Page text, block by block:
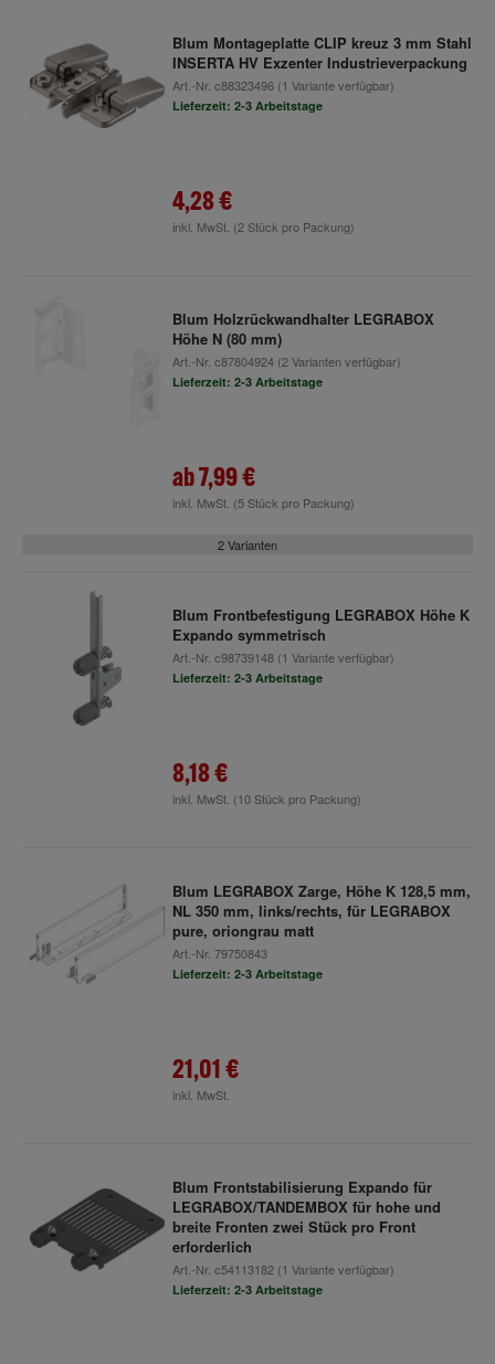
Blum Montageplatte CLIP kreuz 3 mm Stahl
INSERTA HV Exzenter Industrieverpackung
Art.-Nr. c88323496(1 Variante verfügbar)
Lieferzeit: 2-3 Arbeitstage
4,28 €
inkl. MwSt. (2 Stück pro Packung)
Blum Holzrückwandhalter LEGRABOX
Höhe N (80 mm)
Art.-Nr. c87804924(2 Varianten verfügbar)
Lieferzeit: 2-3 Arbeitstage
ab7,99 €
inkl. MwSt. (5 Stück pro Packung)
2 Varianten
Blum Frontbefestigung LEGRABOX Höhe K
Expando symmetrisch
Art.-Nr. c98739148(1 Variante verfügbar)
Lieferzeit: 2-3 Arbeitstage
8,18 €
inkl. MwSt. (10 Stück pro Packung)
Blum LEGRABOX Zarge, Höhe K 128,5 mm,
NL 350 mm, links/rechts, für LEGRABOX
pure, oriongrau matt
Art.-Nr. 79750843
Lieferzeit: 2-3 Arbeitstage
21,01 €
inkl. MwSt.
Blum Frontstabilisierung Expando für
LEGRABOX/TANDEMBOX für hohe und
breite Fronten zwei Stück pro Front
erforderlich
Art.-Nr. c54113182(1 Variante verfügbar)
Lieferzeit: 2-3 Arbeitstage